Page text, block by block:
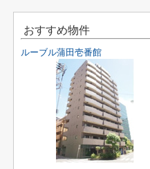
おすすめ物件
ルーブル蒲田壱番館